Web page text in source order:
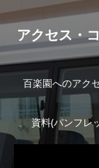
アクセス・
百楽園へのアク
資料(パンフレ